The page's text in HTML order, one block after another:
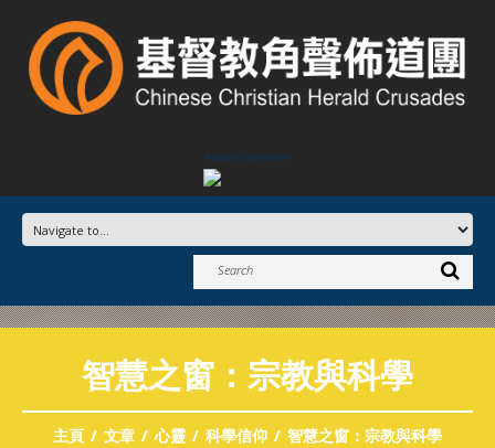
Advertisement
智慧之窗：宗教與科學
主頁 文章 心靈 科學信仰 智慧之窗：宗教與科學